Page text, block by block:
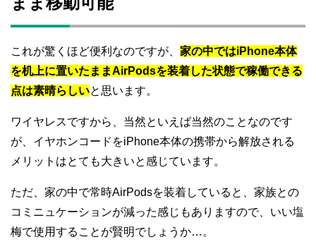
これが驚くほど便利なのですが、 家の中ではiPhone本体
を机上に置いたままAirPodsを装着した状態で稼働できる
点は素晴らしいと思います。
ワイヤレスですから、当然といえば当然のことなのです
が、イヤホンコードをiPhone本体の携帯から解放される
メリットはとても大きいと感じています。
ただ、家の中で常時AirPodsを装着していると、家族との
コミニュケーションが減った感じもありますので、いい塩
梅で使用することが賢明でしょうか…。